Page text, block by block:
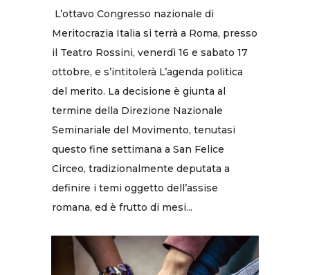
L’ottavo Congresso nazionale di
Meritocrazia Italia si terrà a Roma, presso
il Teatro Rossini, venerdì 16 e sabato 17
ottobre, e s’intitolerà L’agenda politica
del merito. La decisione è giunta al
termine della Direzione Nazionale
Seminariale del Movimento, tenutasi
questo fine settimana a San Felice
Circeo, tradizionalmente deputata a
definire i temi oggetto dell’assise
romana, ed è frutto di mesi...